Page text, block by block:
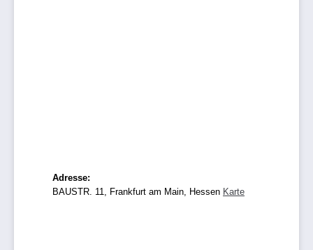
Adresse:
BAUSTR. 11, Frankfurt am Main, Hessen Karte